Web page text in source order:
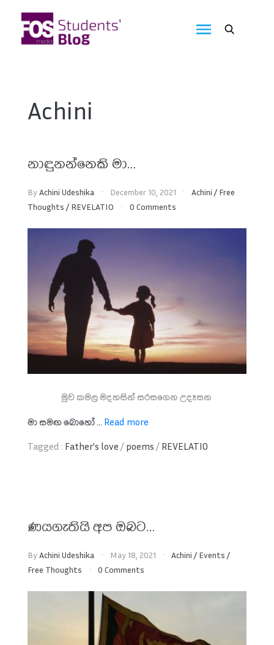
content
Achini
නාඳුනන්නෙකි මා…
ByAchini Udeshika December 10, 2021 Achini / Free
Thoughts / REVELATIO 0 Comments
මුව කමල මදහසින් සරසගෙන උදෑසන
මා සමඟ බොහෝ ... Read more
Tagged : Father's love / poems / REVELATIO
ණයගැතියි අප ඔබට…
ByAchini Udeshika May 18, 2021 Achini / Events /
Free Thoughts
0 Comments